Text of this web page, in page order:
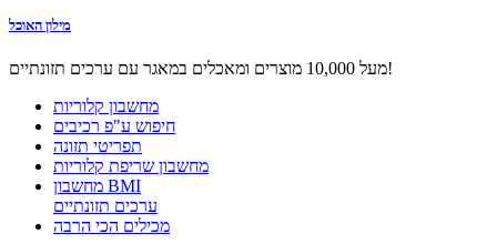
מילון האוכל
מעל 10,000 מוצרים ומאכלים במאגר עם ערכים תזונתיים!
מחשבון קלוריות
חיפוש ע"פ רכיבים
תפריטי תזונה
מחשבון שריפת קלוריות
מחשבון BMI
ערכים תזונתיים
מכילים הכי הרבה